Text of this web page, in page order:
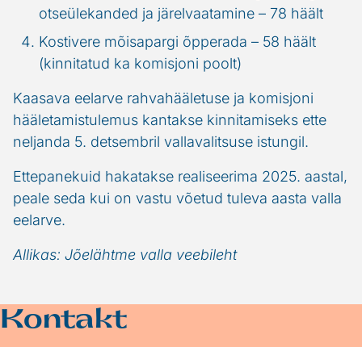
otseülekanded ja järelvaatamine – 78 häält
Kostivere mõisapargi õpperada – 58 häält
(kinnitatud ka komisjoni poolt)
Kaasava eelarve rahvahääletuse ja komisjoni
hääletamistulemus kantakse kinnitamiseks ette
neljanda 5. detsembril vallavalitsuse istungil.
Ettepanekuid hakatakse realiseerima 2025. aastal,
peale seda kui on vastu võetud tuleva aasta valla
eelarve.
Allikas: Jõelähtme valla veebileht
Kontakt